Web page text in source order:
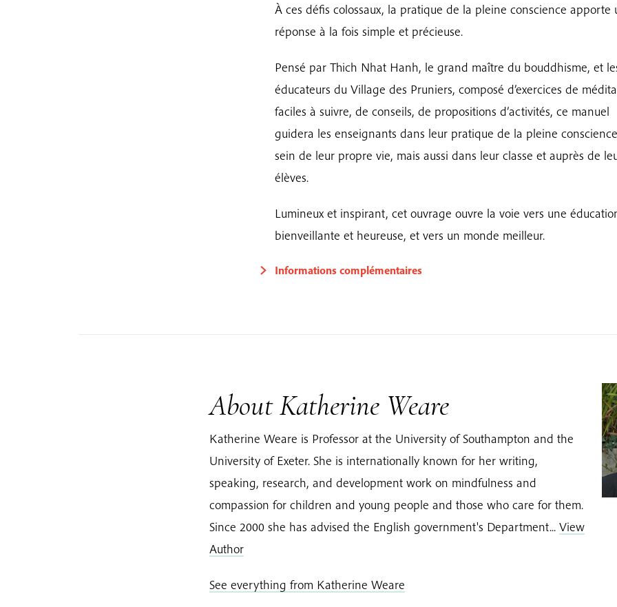
À ces défis colossaux, la pratique de la pleine conscience apporte
réponse à la fois simple et précieuse.
Pensé par Thich Nhat Hanh, le grand maître du bouddhisme, et
éducateurs du Village des Pruniers, composé d’exercices de
faciles à suivre, de conseils, de propositions d’activités, ce manuel
guidera les enseignants dans leur pratique de la pleine
sein de leur propre vie, mais aussi dans leur classe et auprès de
élèves.
Lumineux et inspirant, cet ouvrage ouvre la voie vers une
bienveillante et heureuse, et vers un monde meilleur.
Informations complémentaires
About Katherine Weare
Katherine Weare is Professor at the University of Southampton and the
University of Exeter. She is internationally known for her writing,
speaking, research, and development work on mindfulness and
compassion for children and young people and those who care for them.
Since 2000 she has advised the English government's Department... View
Author
See everything from Katherine Weare